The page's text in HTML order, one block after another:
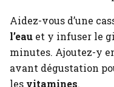
Aidez-vous d’une
l’eau et y infuser le
minutes. Ajoutez-y
avant dégustation
les vitamines.